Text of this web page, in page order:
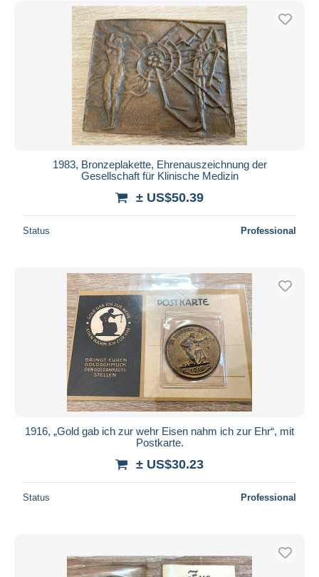
1983, Bronzeplakette, Ehrenauszeichnung der
Gesellschaft für Klinische Medizin
± US$50.39
Status Professional
1916, „Gold gab ich zur wehr Eisen nahm ich zur Ehr“, mit
Postkarte.
± US$30.23
Status Professional